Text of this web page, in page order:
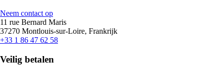
Neem contact op
11 rue Bernard Maris
37270 Montlouis-sur-Loire, Frankrijk
+33 1 86 47 62 58
Veilig betalen